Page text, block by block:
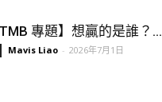
專題】想贏的是誰？...
Mavis Liao - 2026年7月1日